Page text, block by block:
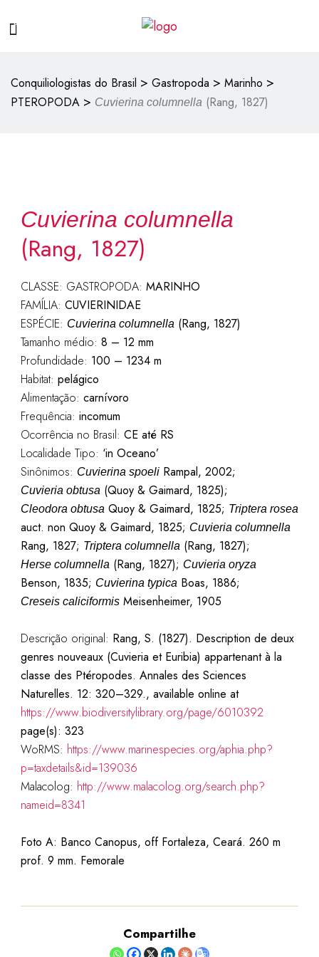
Conquiliologistas do Brasil > Gastropoda > Marinho >
PTEROPODA > Cuvierina columnella (Rang, 1827)
Cuvierina columnella
(Rang, 1827)
CLASSE: GASTROPODA: MARINHO
FAMÍLIA: CUVIERINIDAE
ESPÉCIE: Cuvierina columnella(Rang, 1827)
Tamanho médio: 8 – 12 mm
Profundidade: 100 – 1234 m
Habitat: pelágico
Alimentação: carnívoro
Frequência: incomum
Ocorrência no Brasil: CE até RS
Localidade Tipo: ‘in Oceano’
Sinônimos: Cuvierina spoeliRampal, 2002;
Cuvieria obtusa(Quoy & Gaimard, 1825);
Cleodora obtusaQuoy & Gaimard, 1825; Triptera rosea
auct. non Quoy & Gaimard, 1825; Cuvieria columnella
Rang, 1827; Triptera columnella(Rang, 1827);
Herse columnella(Rang, 1827); Cuvieria oryza
Benson, 1835; Cuvierina typicaBoas, 1886;
Creseis caliciformisMeisenheimer, 1905
Descrição original: Rang, S. (1827). Description de deux
genres nouveaux (Cuvieria et Euribia) appartenant à la
classe des Ptéropodes. Annales des Sciences
Naturelles. 12: 320–329., available online at
https://www.biodiversitylibrary.org/page/6010392
page(s): 323
WoRMS: https://www.marinespecies.org/aphia.php?
p=taxdetails&id=139036
Malacolog: http://www.malacolog.org/search.php?
nameid=8341
Foto A: Banco Canopus, off Fortaleza, Ceará. 260 m
prof. 9 mm. Femorale
Compartilhe